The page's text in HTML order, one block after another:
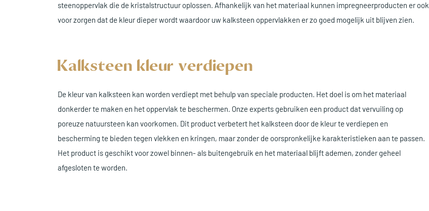
steenoppervlak die de kristalstructuur oplossen. Afhankelijk van het materiaal kunnen impregneerproducten er ook
voor zorgen dat de kleur dieper wordt waardoor uw kalksteen oppervlakken er zo goed mogelijk uit blijven zien.
Kalksteen kleur verdiepen
De kleur van kalksteen kan worden verdiept met behulp van speciale producten. Het doel is om het materiaal
donkerder te maken en het oppervlak te beschermen. Onze experts gebruiken een product dat vervuiling op
poreuze natuursteen kan voorkomen. Dit product verbetert het kalksteen door de kleur te verdiepen en
bescherming te bieden tegen vlekken en kringen, maar zonder de oorspronkelijke karakteristieken aan te passen.
Het product is geschikt voor zowel binnen- als buitengebruik en het materiaal blijft ademen, zonder geheel
afgesloten te worden.